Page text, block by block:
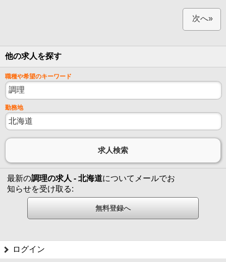
次へ»
他の求人を探す
職種や希望のキーワード
勤務地
最新の調理の求人 - 北海道についてメールでお
知らせを受け取る:
ログイン